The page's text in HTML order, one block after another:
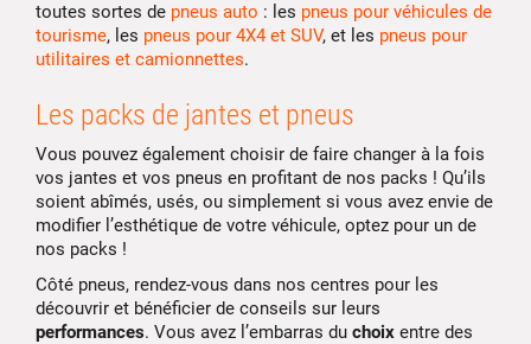
toutes sortes de pneus auto : les pneus pour véhicules de
tourisme, les pneus pour 4X4 et SUV, et les pneus pour
utilitaires et camionnettes.
Les packs de jantes et pneus
Vous pouvez également choisir de faire changer à la fois
vos jantes et vos pneus en profitant de nos packs ! Qu’ils
soient abîmés, usés, ou simplement si vous avez envie de
modifier l’esthétique de votre véhicule, optez pour un de
nos packs !
Côté pneus, rendez-vous dans nos centres pour les
découvrir et bénéficier de conseils sur leurs
performances. Vous avez l’embarras du choix entre des